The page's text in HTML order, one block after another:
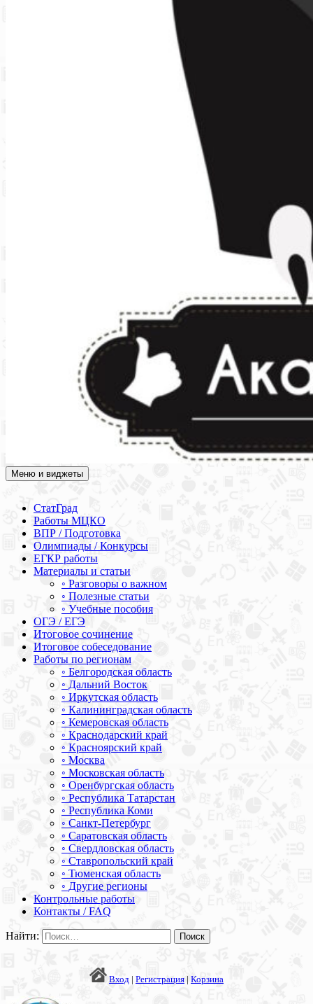
Академия СОВА
Подготовка к ЕГЭ, ОГЭ, ВПР, МЦКО, СтатГрад, КДР, ВОШ,
Меню и виджеты
СтатГрад
Работы МЦКО
ВПР / Подготовка
Олимпиады / Конкурсы
ЕГКР работы
Материалы и статьи
◦ Разговоры о важном
◦ Полезные статьи
◦ Учебные пособия
ОГЭ / ЕГЭ
Итоговое сочинение
Итоговое собеседование
Работы по регионам
◦ Белгородская область
◦ Дальний Восток
◦ Иркутская область
◦ Калининградская область
◦ Кемеровская область
◦ Краснодарский край
◦ Красноярский край
◦ Москва
◦ Московская область
◦ Оренбургская область
◦ Республика Татарстан
◦ Республика Коми
◦ Санкт-Петербург
◦ Саратовская область
◦ Свердловская область
◦ Ставропольский край
◦ Тюменская область
◦ Другие регионы
Контрольные работы
Контакты / FAQ
Найти:
Вход | Регистрация | Корзина